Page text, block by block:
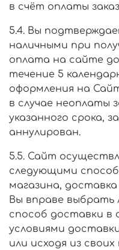
в счёт оплаты
5.4. Вы
наличными при
оплата на сайте
течение 5
оформления на
в случае неоплаты
указанного срока,
аннулирован.
5.5. Сайт
следующими
магазина,
Вы вправе выбрать
способ доставки в
условиями
или исходя из